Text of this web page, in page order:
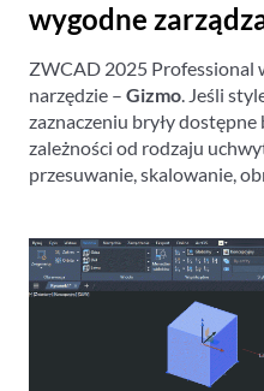
wygodne
ZWCAD 2025 Professional
narzędzie – Gizmo. Jeśli
zaznaczeniu bryły
zależności od rodzaju
przesuwanie, skalowanie,